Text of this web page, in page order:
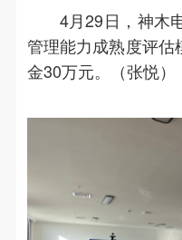
4月29日，神木
管理能力成熟度评估
金30万元。（张悦）